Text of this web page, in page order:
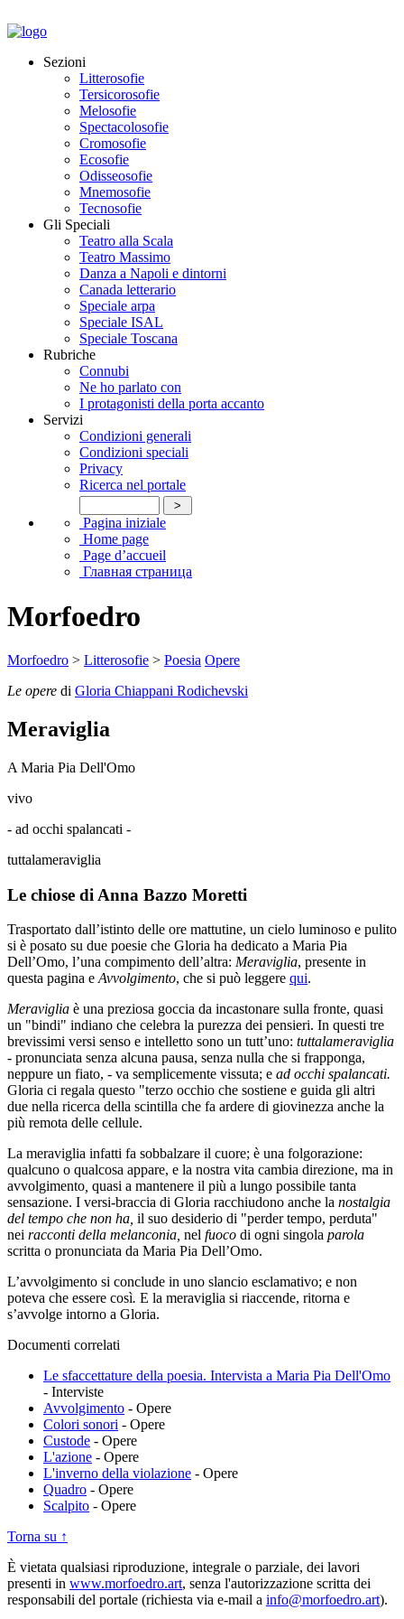
Sezioni
Litterosofie
Tersicorosofie
Melosofie
Spectacolosofie
Cromosofie
Ecosofie
Odisseosofie
Mnemosofie
Tecnosofie
Gli Speciali
Teatro alla Scala
Teatro Massimo
Danza a Napoli e dintorni
Canada letterario
Speciale arpa
Speciale ISAL
Speciale Toscana
Rubriche
Connubi
Ne ho parlato con
I protagonisti della porta accanto
Servizi
Condizioni generali
Condizioni speciali
Privacy
Ricerca nel portale
Pagina iniziale
Home page
Page d’accueil
Главная страница
Morfoedro
Morfoedro > Litterosofie > Poesia Opere
Le opere di Gloria Chiappani Rodichevski
Meraviglia
A Maria Pia Dell'Omo
vivo
- ad occhi spalancati -
tuttalameraviglia
Le chiose di Anna Bazzo Moretti
Trasportato dall’istinto delle ore mattutine, un cielo luminoso e pulito
si è posato su due poesie che Gloria ha dedicato a Maria Pia
Dell’Omo, l’una compimento dell’altra: Meraviglia, presente in
questa pagina e Avvolgimento, che si può leggere qui.
Meraviglia è una preziosa goccia da incastonare sulla fronte, quasi
un "bindi" indiano che celebra la purezza dei pensieri. In questi tre
brevissimi versi senso e intelletto sono un tutt’uno: tuttalameraviglia
- pronunciata senza alcuna pausa, senza nulla che si frapponga,
neppure un fiato, - va semplicemente vissuta; e ad occhi spalancati.
Gloria ci regala questo "terzo occhio che sostiene e guida gli altri
due nella ricerca della scintilla che fa ardere di giovinezza anche la
più remota delle cellule.
La meraviglia infatti fa sobbalzare il cuore; è una folgorazione:
qualcuno o qualcosa appare, e la nostra vita cambia direzione, ma in
avvolgimento quasi a mantenere il più a lungo possibile tanta
sensazione. I versi-braccia di Gloria racchiudono anche la nostalgia
del tempo che non ha, il suo desiderio di "perder tempo, perduta"
nei racconti della melanconia, nel fuoco di ogni singola parola
scritta o pronunciata da Maria Pia Dell’Omo.
L’avvolgimento si conclude in uno slancio esclamativo; e non
poteva che essere così. E la meraviglia si riaccende, ritorna e
s’avvolge intorno a Gloria.
Documenti correlati
Le sfaccettature della poesia. Intervista a Maria Pia Dell'Omo
- Interviste
Avvolgimento - Opere
Colori sonori - Opere
Custode - Opere
L'azione - Opere
L'inverno della violazione - Opere
Quadro - Opere
Scalpito - Opere
Torna su ↑
È vietata qualsiasi riproduzione, integrale o parziale, dei lavori
presenti in www.morfoedro.art, senza l'autorizzazione scritta dei
responsabili del portale (richiesta via e-mail a info@morfoedro.art).